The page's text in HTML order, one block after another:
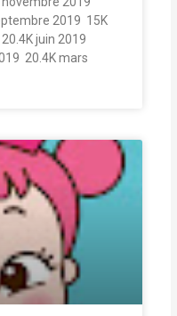
2019  15K
juin 2019 
 20.4K mars